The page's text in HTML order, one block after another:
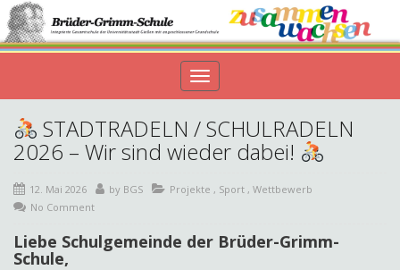
Toggle
navigation
STADTRADELN / SCHULRADELN
2026 – Wir sind wieder dabei!
12. Mai 2026 by BGS Projekte , Sport , Wettbewerb
No Comment
Liebe Schulgemeinde der Brüder-Grimm-
Schule,